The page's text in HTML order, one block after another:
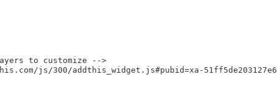
to customize -->
js/300/addthis_widget.js#pubid=xa-51ff5de203127e6